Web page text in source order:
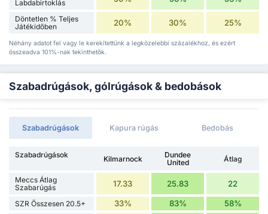
Labdabirtoklás
Döntetlen % Teljes
Játékidőben
20% 30% 25%
Néhány adatot fel vagy le kerekítettünk a legközelebbi százalékhoz, és ezért
összeadva 101%-nak tekinthetők.
Szabadrúgások, gólrúgások & bedobások
Szabadrúgások Kapura rúgás Bedobás
Szabadrúgások Kilmarnock
Dundee
United
Átlag
Meccs Átlag
Szabarúgás
17.33 25.83 22
SZR Összesen 20.5+ 33% 83% 58%